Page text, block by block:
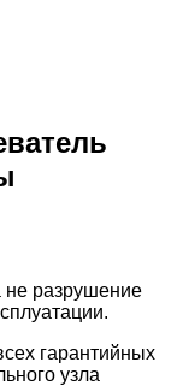
не разрушение
гарантийных
узла